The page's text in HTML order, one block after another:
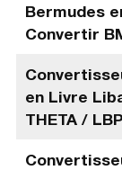
Bermudes
Convertir
en Livre
THETA / LBP